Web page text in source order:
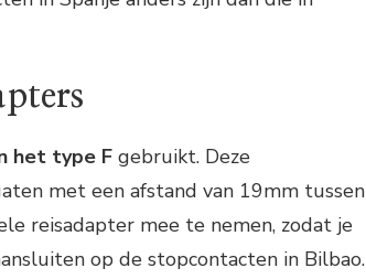
het type F gebruikt. Deze
met een afstand van 19mm tussen
reisadapter mee te nemen, zodat je
op de stopcontacten in Bilbao.